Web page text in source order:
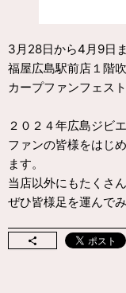
3月28日から4月9日
福屋広島駅前店１階
カープファンフェス
２０２４年広島ジビ
ファンの皆様をはじ
ます。
当店以外にもたくさ
ぜひ皆様足を運んで